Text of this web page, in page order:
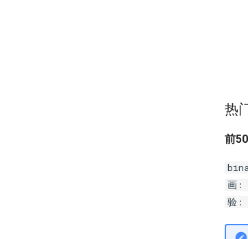
热
前
画:
验: